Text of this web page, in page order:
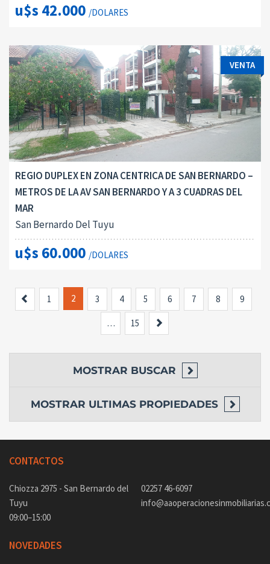
u$s 42.000 /DOLARES
VENTA
REGIO DUPLEX EN ZONA CENTRICA DE SAN BERNARDO –
METROS DE LA AV SAN BERNARDO Y A 3 CUADRAS DEL
MAR
San Bernardo Del Tuyu
u$s 60.000 /DOLARES
Anterior
1 2 3 4 5 6 7 8 9
… 15
MOSTRAR BUSCAR
MOSTRAR ULTIMAS PROPIEDADES
CONTACTOS
Chiozza 2975 - San Bernardo del
Tuyu
09:00–15:00
02257 46-6097
NOVEDADES